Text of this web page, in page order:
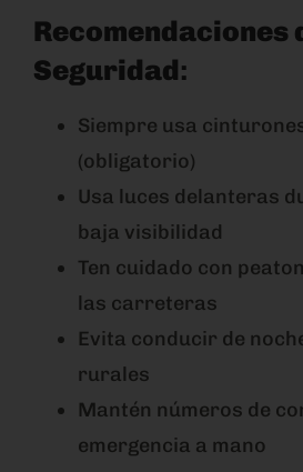
Recomendaciones
Seguridad:
Siempre usa
(obligatorio)
Usa luces delanteras
baja visibilidad
Ten cuidado con
las carreteras
Evita conducir de
rurales
Mantén números de
emergencia a mano